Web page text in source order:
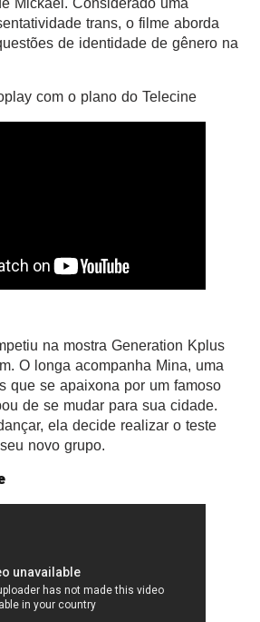
Mickaël. Considerado uma
trans, o filme aborda
de identidade de gênero na
com o plano do Telecine
na mostra Generation Kplus
O longa acompanha Mina, uma
que se apaixona por um famoso
de se mudar para sua cidade.
ela decide realizar o teste
novo grupo.